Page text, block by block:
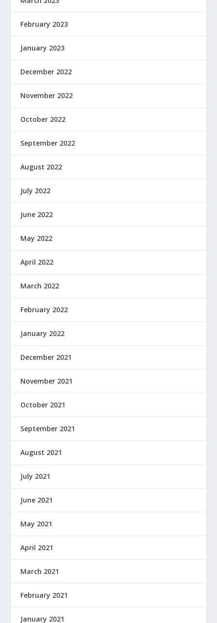
February 2023
January 2023
December 2022
November 2022
October 2022
September 2022
August 2022
July 2022
June 2022
May 2022
April 2022
March 2022
February 2022
January 2022
December 2021
November 2021
October 2021
September 2021
August 2021
July 2021
June 2021
May 2021
April 2021
March 2021
February 2021
January 2021